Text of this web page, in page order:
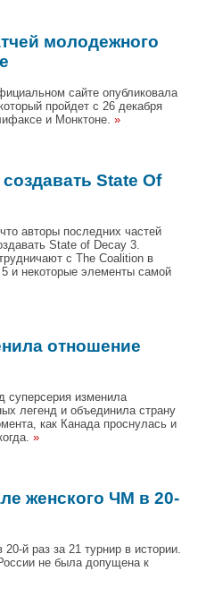
молодежного
сайте опубликовала
пройдет с 26 декабря
и Монктоне. »
State Of
авторы последних частей
State of Decay 3.
с The Coalition в
и некоторые элементы самой
отношение
суперсерия изменила
легенд и объединила страну
как Канада проснулась и
»
женского ЧМ в 20-
й раз за 21 турнир в истории.
не была допущена к